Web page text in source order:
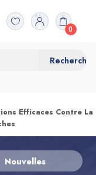
0
Efficaces Contre La
Nouvelles